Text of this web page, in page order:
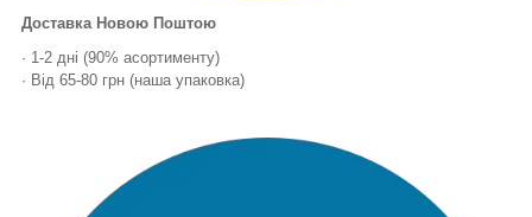
Доставка Новою Поштою
· 1-2 дні (90% асортименту)
· Від 65-80 грн (наша упаковка)